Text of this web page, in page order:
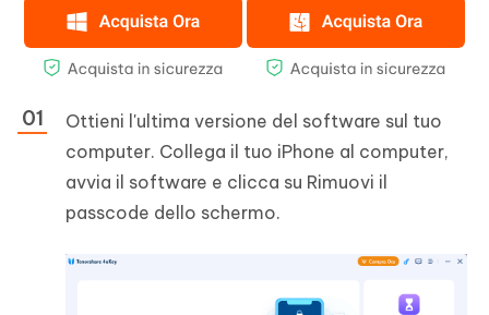
Ottieni l'ultima versione del software sul tuo
computer. Collega il tuo iPhone al computer,
avvia il software e clicca su Rimuovi il
passcode dello schermo.